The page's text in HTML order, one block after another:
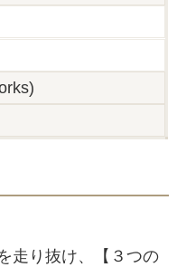
走り抜け、【３つの